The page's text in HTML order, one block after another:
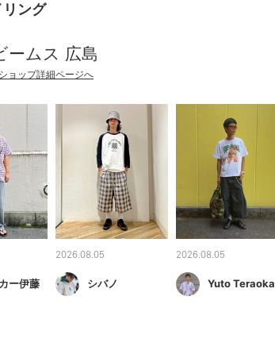
ング
ームス 広島
ョップ詳細ページへ
ー伊藤
2026.08.05
シバノ
2026.08.05
Yuto Teraoka